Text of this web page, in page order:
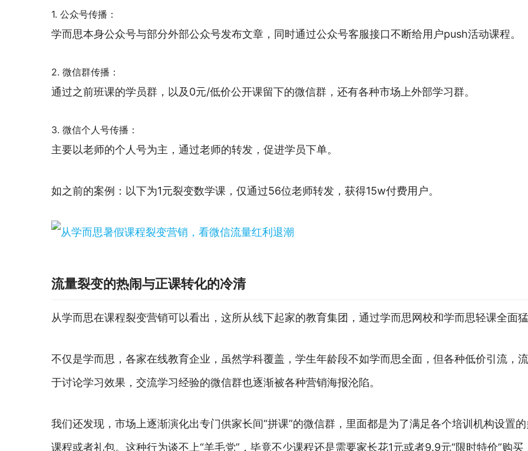
1. 公众号传播：
学而思本身公众号与部分外部公众号发布文章，同时通过公众号客服接口不断给用户push活动课程。
2. 微信群传播：
通过之前班课的学员群，以及0元/低价公开课留下的微信群，还有各种市场上外部学习群。
3. 微信个人号传播：
主要以老师的个人号为主，通过老师的转发，促进学员下单。
如之前的案例：以下为1元裂变数学课，仅通过56位老师转发，获得15w付费用户。
流量裂变的热闹与正课转化的冷清
从学而思在课程裂变营销可以看出，这所从线下起家的教育集团，通过学而思网校和学而思轻课全面猛
不仅是学而思，各家在线教育企业，虽然学科覆盖，学生年龄段不如学而思全面，但各种低价引流，
于讨论学习效果，交流学习经验的微信群也逐渐被各种营销海报沦陷。
我们还发现，市场上逐渐演化出专门供家长间“拼课”的微信群，里面都是为了满足各个培训机构设置
课程或者礼包。这种行为谈不上“羊毛党”，毕竟不少课程还是需要家长花1元或者9.9元“限时特价”购买